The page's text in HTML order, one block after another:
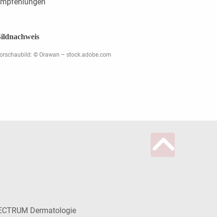
© Orawan – stock.adobe.com
Dermatologie